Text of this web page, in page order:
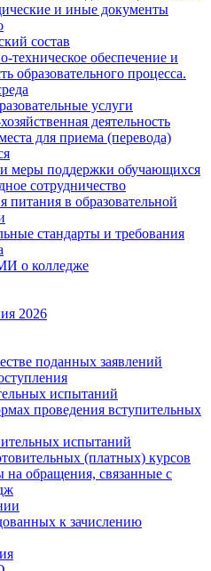
и иные документы
состав
техническое обеспечение и
образовательного процесса.
услуги
деятельность
для приема (перевода)
меры поддержки обучающихся
сотрудничество
питания в образовательной
стандарты и требования
о колледже
2026
поданных заявлений
испытаний
проведения вступительных
испытаний
(платных) курсов
обращения, связанные с
к зачислению